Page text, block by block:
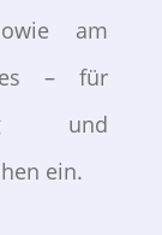
am
– für
und
ein.